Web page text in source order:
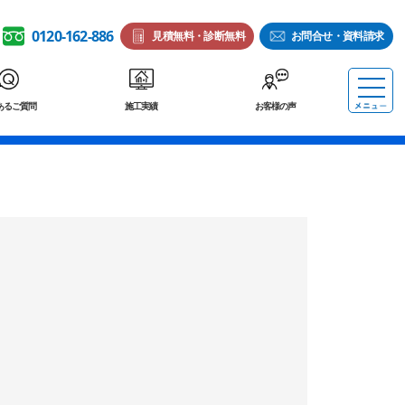
るご質問 施工実績 お客様の声
0120-162-886 見積無料・診断無料 お問合せ・資料請求